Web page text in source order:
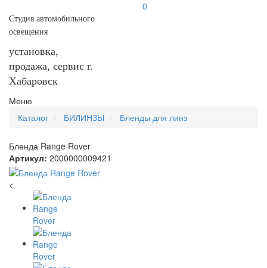
Студия автомобильного
освещения
установка,
продажа, сервис г.
Хабаровск
0
Меню
Каталог
БИЛИНЗЫ Бленды для линз
Бленда Range Rover
Артикул: 2000000009421
<